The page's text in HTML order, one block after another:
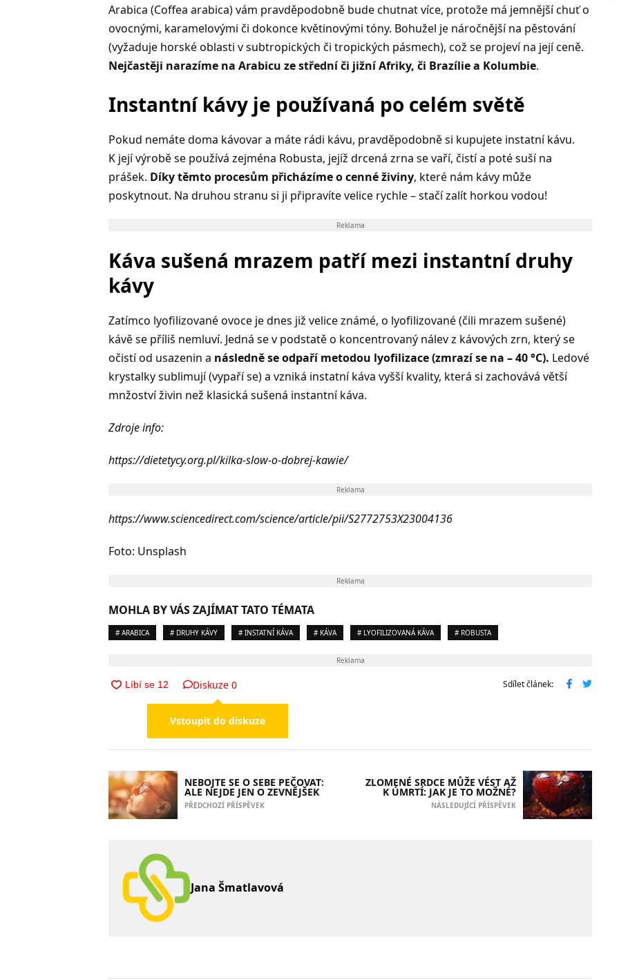
Arabica (Coffea arabica) vám pravděpodobně bude chutnat více, protože má jemnější chuť o
ovocnými, karamelovými či dokonce květinovými tóny. Bohužel je náročnější na pěstování
(vyžaduje horské oblasti v subtropických či tropických pásmech), což se projeví na její ceně.
Nejčastěji narazíme na Arabicu ze střední či jižní Afriky, či Brazílie a Kolumbie.
Instantní kávy je používaná po celém světě
Pokud nemáte doma kávovar a máte rádi kávu, pravděpodobně si kupujete instatní kávu.
K její výrobě se používá zejména Robusta, jejíž drcená zrna se vaří, čistí a poté suší na
prášek. Díky těmto procesům přicházíme o cenné živiny, které nám kávy může
poskytnout. Na druhou stranu si ji připravíte velice rychle – stačí zalít horkou vodou!
Reklama
Káva sušená mrazem patří mezi instantní druhy
kávy
Zatímco lyofilizované ovoce je dnes již velice známé, o lyofilizované (čili mrazem sušené)
kávě se příliš nemluví. Jedná se v podstatě o koncentrovaný nálev z kávových zrn, který se
očistí od usazenin a následně se odpaří metodou lyofilizace (zmrazí se na – 40 °C). Ledové
krystalky sublimují (vypaří se) a vzniká instatní káva vyšší kvality, která si zachovává větší
mnžoství živin než klasická sušená instantní káva.
Zdroje info:
https://dietetycy.org.pl/kilka-slow-o-dobrej-kawie/
Reklama
https://www.sciencedirect.com/science/article/pii/S2772753X23004136
Foto: Unsplash
Reklama
MOHLA BY VÁS ZAJÍMAT TATO TÉMATA
# ARABICA # DRUHY KÁVY # INSTATNÍ KÁVA # KÁVA # LYOFILIZOVANÁ KÁVA # ROBUSTA
Reklama
Diskuze 0
Vstoupit do diskuze
Sdílet článek:
NEBOJTE SE O SEBE PEČOVAT:
ALE NEJDE JEN O ZEVNĚJŠEK
PŘEDCHOZÍ PŘÍSPĚVEK
ZLOMENÉ SRDCE MŮŽE VÉST AŽ
K ÚMRTÍ: JAK JE TO MOŽNÉ?
NÁSLEDUJÍCÍ PŘÍSPĚVEK
Jana Šmatlavová